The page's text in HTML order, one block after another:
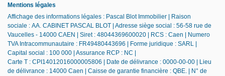
Mentions légales
Affichage des informations légales : Pascal Blot Immobilier | Raison
sociale : AA. CABINET PASCAL BLOT | Adresse siège social : 56-58 rue de
Vaucelles - 14000 CAEN | Siret : 48044369600020 | RCS : Caen | Numero
TVA Intracommunautaire : FR49480443696 | Forme juridique : SARL |
Capital social : 100 000 | Assurance RCP : NC |
Carte T : CPI14012016000005806 | Date de délivrance : 0000-00-00 | Lieu
de délivrance : 14000 Caen | Caisse de garantie financière : QBE. | N° de